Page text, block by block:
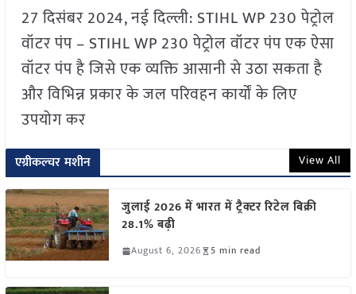
27 दिसंबर 2024, नई दिल्ली: STIHL WP 230 पेट्रोल
वॉटर पंप – STIHL WP 230 पेट्रोल वॉटर पंप एक ऐसा
वॉटर पंप है जिसे एक व्यक्ति आसानी से उठा सकता है
और विभिन्न प्रकार के जल परिवहन कार्यों के लिए
उपयोग कर
एग्रीकल्चर मशीन View All
जुलाई 2026 में भारत में ट्रैक्टर रिटेल बिक्री
28.1% बढ़ी
August 6, 2026 5 min read